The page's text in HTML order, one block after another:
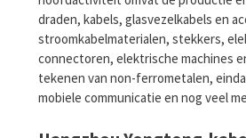
draden, kabels, glasvezelkabels en
stroomkabelmaterialen, stekkers,
connectoren, elektrische machines
tekenen van non-ferrometalen,
mobiele communicatie en nog veel